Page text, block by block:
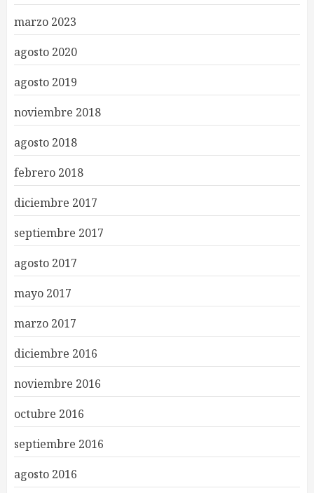
marzo 2023
agosto 2020
agosto 2019
noviembre 2018
agosto 2018
febrero 2018
diciembre 2017
septiembre 2017
agosto 2017
mayo 2017
marzo 2017
diciembre 2016
noviembre 2016
octubre 2016
septiembre 2016
agosto 2016